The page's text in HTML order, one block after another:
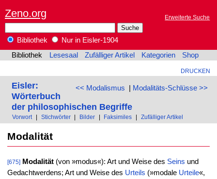
Zeno.org Erweiterte Suche
Bibliothek
Nur in Eisler-1904
Bibliothek
Lesesaal Zufälliger Artikel Kategorien Shop
DRUCKEN
<< Modalismus | Modalitäts-Schlüsse >>
Eisler:
Wörterbuch
der philosophischen Begriffe
Vorwort Stichwörter Bilder Faksimiles Zufälliger Artikel
Modalität
[675] Modalität(von »modus«): Art und Weise des Seins und
Gedachtwerdens; Art und Weise des Urteils (»modale Urteile«,